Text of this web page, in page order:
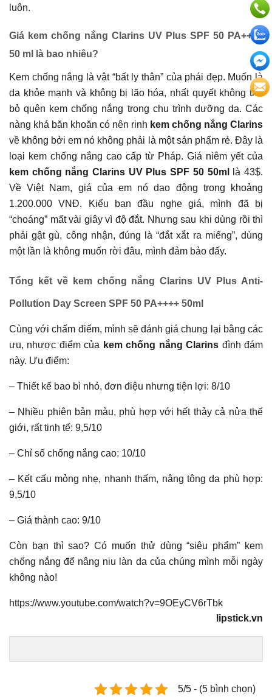
luôn.
Giá kem chống nắng Clarins UV Plus SPF 50 PA++++
50 ml là bao nhiêu?
Kem chống nắng là vật “bất ly thân” của phái đẹp. Muốn là
da khỏe mạnh và không bị lão hóa, nhất quyết không thể
bỏ quên kem chống nắng trong chu trình dưỡng da. Các
nàng khá băn khoăn có nên rinh kem chống nắng Clarins
về không bởi em nó không phải là một sản phẩm rẻ. Đây là
loại kem chống nắng cao cấp từ Pháp. Giá niêm yết của
kem chống nắng Clarins UV Plus SPF 50 50ml
là 43$.
Về Việt Nam, giá của em nó dao động trong khoảng
1.200.000 VNĐ. Kiểu ban đầu nghe giá, mình đã bị
“choáng” mất vài giây vì độ đắt. Nhưng sau khi dùng rồi thì
phải gật gù, công nhận, đúng là “đắt xắt ra miếng”, dùng
một lần là không muốn rời đâu, mình đảm bảo đấy.
Tổng kết về kem chống nắng Clarins UV Plus Anti-
Pollution Day Screen SPF 50 PA++++ 50ml
Cùng với chấm điểm, mình sẽ đánh giá chung lại bằng các
ưu, nhược điểm của kem chống nắng Clarins đình đám
này. Ưu điểm:
– Thiết kế bao bì nhỏ, đơn điệu nhưng tiện lợi: 8/10
– Nhiều phiên bản màu, phù hợp với hết thảy cả nửa thế
giới, rất tinh tế: 9,5/10
– Chỉ số chống nắng cao: 10/10
– Kết cấu mỏng nhẹ, nhanh thấm, nâng tông da phù hợp:
9,5/10
– Giá thành cao: 9/10
Còn bạn thì sao? Có muốn thử dùng “siêu phẩm” kem
chống nắng để nâng niu làn da của chúng mình mỗi ngày
không nào!
https://www.youtube.com/watch?v=9OEyCV6rTbk
lipstick.vn
5/5 - (5 bình chọn)